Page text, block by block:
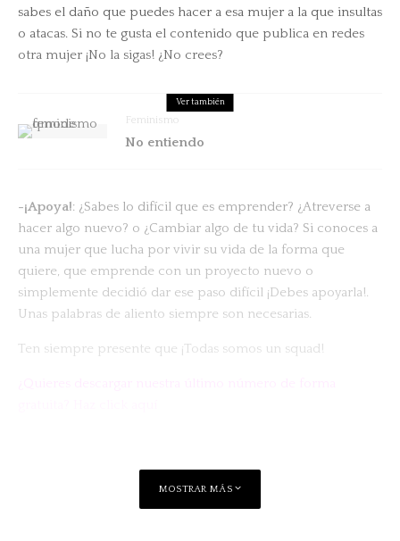
sabes el daño que puedes hacer a esa mujer a la que insultas
o atacas. Si no te gusta el contenido que publica en redes
otra mujer ¡No la sigas! ¿No crees?
Ver también
Feminismo
No entiendo
-¡Apoya!: ¿Sabes lo difícil que es emprender? ¿Atreverse a
hacer algo nuevo? o ¿Cambiar algo de tu vida? Si conoces a
una mujer que lucha por vivir su vida de la forma que
quiere, que emprende con un proyecto nuevo o
simplemente decidió dar ese paso difícil ¡Debes apoyarla!.
Unas palabras de aliento siempre son necesarias.
Ten siempre presente que ¡Todas somos un squad!
MOSTRAR MÁS